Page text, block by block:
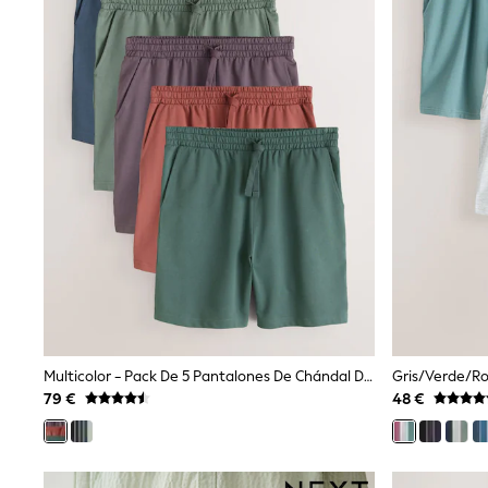
Snowsuits
Shop all
Lilo & Stitch
Bluey
Disney
Peppa Pig
All Girls Sportwear
Hoodies & Sweatshirts
T-Shirts & Vests
Leggings
All Girls Brands
adidas
Smiggle
Lipsy Girl
River Island
Boden
Multicolor - Pack De 5 Pantalones De Chándal De Felpa Con Rizo Invertido
79 €
48 €